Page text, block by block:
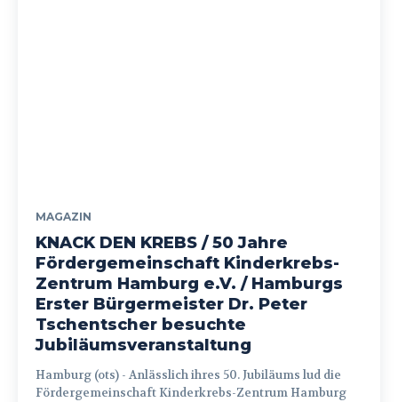
MAGAZIN
KNACK DEN KREBS / 50 Jahre
Fördergemeinschaft Kinderkrebs-
Zentrum Hamburg e.V. / Hamburgs
Erster Bürgermeister Dr. Peter
Tschentscher besuchte
Jubiläumsveranstaltung
Hamburg (ots) - Anlässlich ihres 50. Jubiläums lud die
Fördergemeinschaft Kinderkrebs-Zentrum Hamburg